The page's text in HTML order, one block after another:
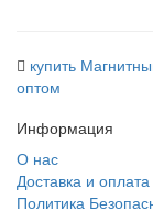
купить
оптом
Информация
О нас
Доставка и оплата
Политика